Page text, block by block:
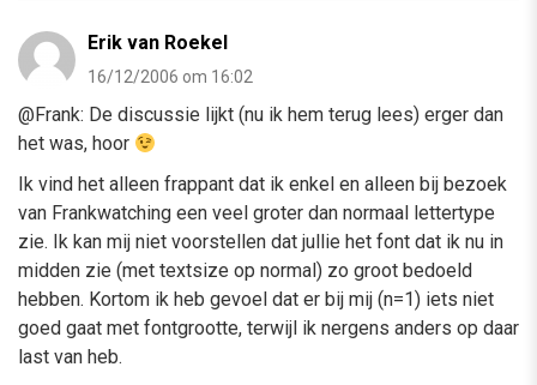
Erik van Roekel
16/12/2006 om 16:02
@Frank: De discussie lijkt (nu ik hem terug lees) erger dan
het was, hoor
Ik vind het alleen frappant dat ik enkel en alleen bij bezoek
van Frankwatching een veel groter dan normaal lettertype
zie. Ik kan mij niet voorstellen dat jullie het font dat ik nu in
midden zie (met textsize op normal) zo groot bedoeld
hebben. Kortom ik heb gevoel dat er bij mij (n=1) iets niet
goed gaat met fontgrootte, terwijl ik nergens anders op daar
last van heb.